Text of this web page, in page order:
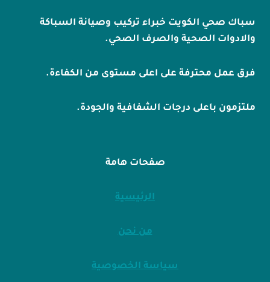
سباك صحي الكويت خبراء تركيب وصيانة السباكة
والادوات الصحية والصرف الصحي.
فرق عمل محترفة على اعلى مستوى من الكفاءة.
ملتزمون باعلى درجات الشفافية والجودة.
صفحات هامة
الرئيسية
من نحن
سياسة الخصوصية